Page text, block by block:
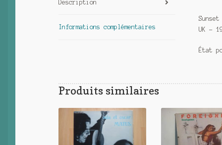
Description
Informations complémentaires
Sunset
UK –
État
Produits similaires